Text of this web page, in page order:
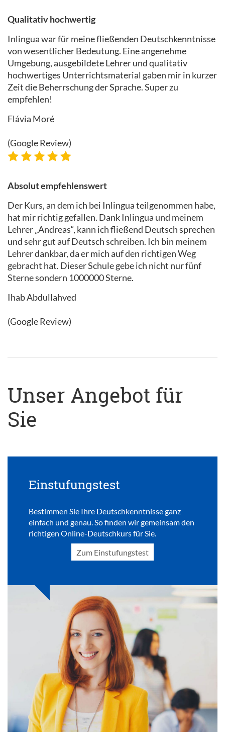
Qualitativ hochwertig
Inlingua war für meine fließenden Deutschkenntnisse
von wesentlicher Bedeutung. Eine angenehme
Umgebung, ausgebildete Lehrer und qualitativ
hochwertiges Unterrichtsmaterial gaben mir in kurzer
Zeit die Beherrschung der Sprache. Super zu
empfehlen!
Flávia Moré
(Google Review)
Absolut empfehlenswert
Der Kurs, an dem ich bei Inlingua teilgenommen habe,
hat mir richtig gefallen. Dank Inlingua und meinem
Lehrer „Andreas“, kann ich fließend Deutsch sprechen
und sehr gut auf Deutsch schreiben. Ich bin meinem
Lehrer dankbar, da er mich auf den richtigen Weg
gebracht hat. Dieser Schule gebe ich nicht nur fünf
Sterne sondern 1000000 Sterne.
Ihab Abdullahved
(Google Review)
Unser Angebot für
Sie
Einstufungstest
Bestimmen Sie Ihre Deutschkenntnisse ganz
einfach und genau. So finden wir gemeinsam den
richtigen Online-Deutschkurs für Sie.
Zum Einstufungstest